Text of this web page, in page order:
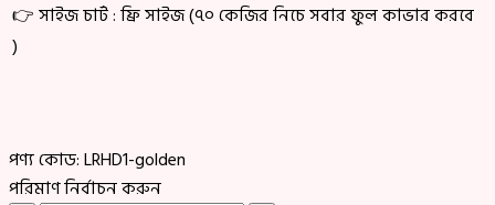
👉 সাইজ চার্ট : ফ্রি সাইজ (৭০ কেজির নিচে সবার ফুল কাভার করবে
)
পণ্য কোড:LRHD1-golden
পরিমাণ নির্বাচন করুন